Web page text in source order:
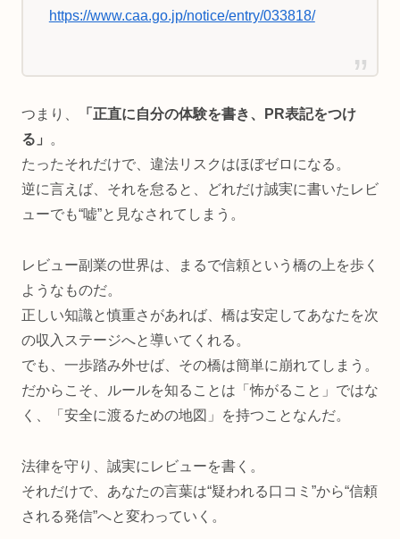
https://www.caa.go.jp/notice/entry/033818/
つまり、
「正直に自分の体験を書き、PR表記をつけ
る」
。
たったそれだけで、違法リスクはほぼゼロになる。
逆に言えば、それを怠ると、どれだけ誠実に書いたレビ
ューでも“嘘”と見なされてしまう。
レビュー副業の世界は、まるで信頼という橋の上を歩く
ようなものだ。
正しい知識と慎重さがあれば、橋は安定してあなたを次
の収入ステージへと導いてくれる。
でも、一歩踏み外せば、その橋は簡単に崩れてしまう。
だからこそ、ルールを知ることは「怖がること」ではな
く、「安全に渡るための地図」を持つことなんだ。
法律を守り、誠実にレビューを書く。
それだけで、あなたの言葉は“疑われる口コミ”から“信頼
される発信”へと変わっていく。